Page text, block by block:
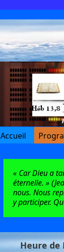
Accueil
« Car Dieu a
éternelle. »
nous. Nous
y participer.
Heure de